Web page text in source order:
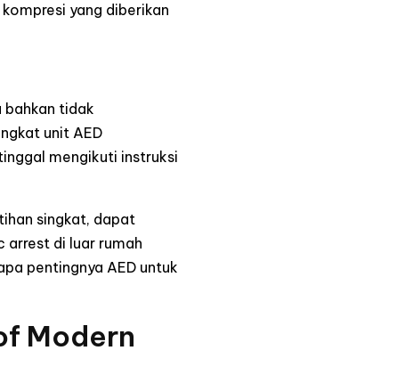
yang diberikan
tidak
unit AED
mengikuti instruksi
singkat, dapat
arrest di luar rumah
pentingnya AED untuk
Modern